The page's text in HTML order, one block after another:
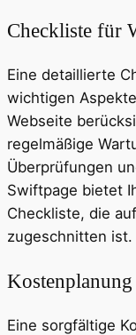
Checkliste für
Eine detaillierte
wichtigen
Webseite
regelmäßige
Überprüfungen
Swiftpage bietet
Checkliste, die
zugeschnitten ist.
Eine sorgfältige